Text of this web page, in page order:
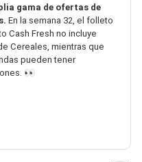
gama de ofertas de
En la semana 32, el folleto
Cash Fresh no incluye
Cereales, mientras que
pueden tener
👀